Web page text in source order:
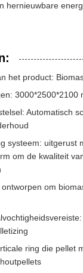
hernieuwbare
het product:
3000*2500*2100
Automatisch
systeem: uitgerust
om de kwaliteit
om
ring die pellet